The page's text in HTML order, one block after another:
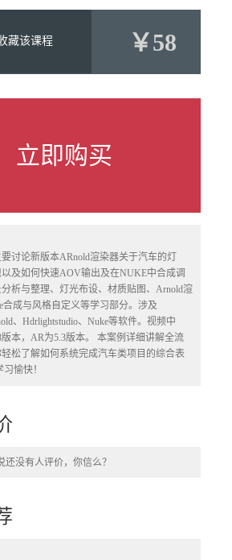
藏该课程 ￥58
立即购买
讨论新版本ARnold渲染器关于汽车的灯
及如何快速AOV输出及在NUKE中合成调
析与整理、灯光布设、材质贴图、Arnold渲
合成与风格自定义等学习部分。涉及
、Hdrlightstudio、Nuke等软件。视频中
本，AR为5.3版本。 本案例详细讲解全流
松了解如何系统完成汽车类项目的综合表
愉快！
还没有人评价，你信么？